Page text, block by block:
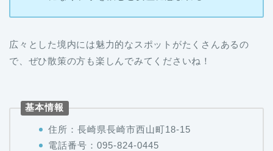
広々とした境内には魅力的なスポットがたくさんあるの
で、ぜひ散策の方も楽しんでみてくださいね！
基本情報
住所：長崎県長崎市西山町18-15
電話番号：095-824-0445